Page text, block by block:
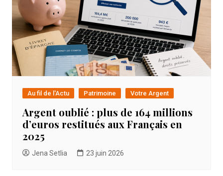
Au fil de l'Actu Patrimoine Votre Argent
Argent oublié : plus de 164 millions
d’euros restitués aux Français en
2025
Jena Setlia 23 juin 2026